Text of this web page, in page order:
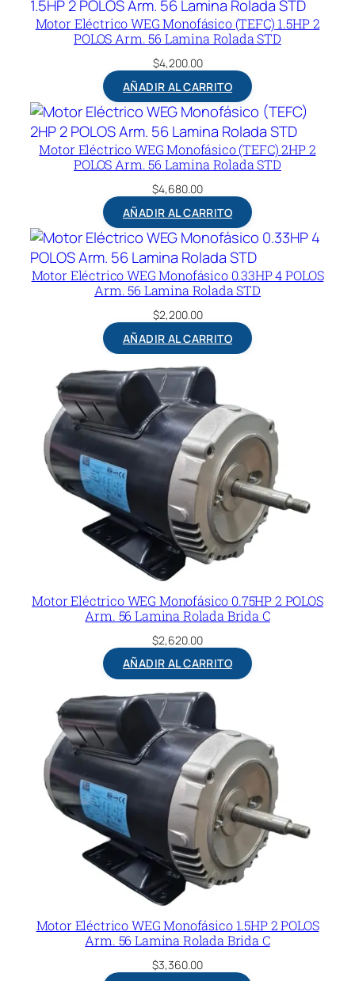
Motor Eléctrico WEG Monofásico (TEFC) 1.5HP 2
POLOS Arm. 56 Lamina Rolada STD
$4,200.00
AÑADIR AL CARRITO
Motor Eléctrico WEG Monofásico (TEFC) 2HP 2
POLOS Arm. 56 Lamina Rolada STD
$4,680.00
AÑADIR AL CARRITO
Motor Eléctrico WEG Monofásico 0.33HP 4 POLOS
Arm. 56 Lamina Rolada STD
$2,200.00
AÑADIR AL CARRITO
Motor Eléctrico WEG Monofásico 0.75HP 2 POLOS
Arm. 56 Lamina Rolada Brida C
$2,620.00
AÑADIR AL CARRITO
Motor Eléctrico WEG Monofásico 1.5HP 2 POLOS
Arm. 56 Lamina Rolada Brida C
$3,360.00